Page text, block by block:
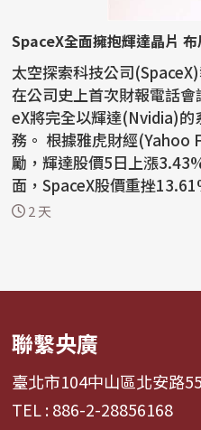
SpaceX全面擁抱輝達晶片
太空探索科技公司
在公司史上首次財報電話
eX將完全以輝達(Nvidia)
務。 根據雅虎財經(Yahoo Finance)，受這項消息激
勵，輝達股價5日上漲
面，SpaceX股價重挫13.61%
表示：「我們...
2 天
聯繫央廣
臺北市104中山區北安路
TEL : 886-2-28856168